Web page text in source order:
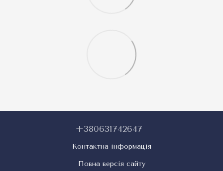
+380631742647
Контактна інформація
Повна версія сайту